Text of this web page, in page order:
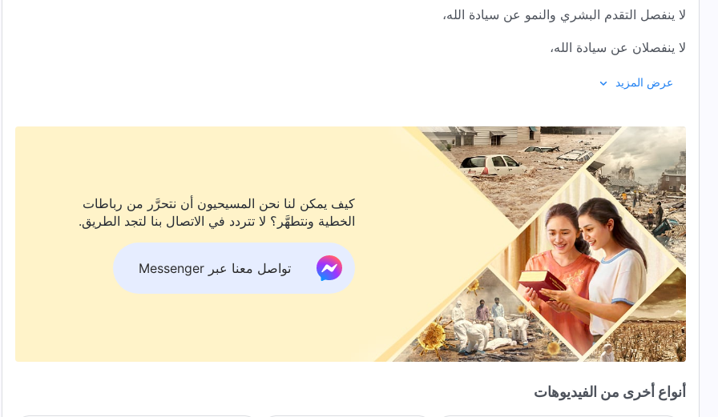
لا ينفصل التقدم البشري والنمو عن سيادة الله،
لا ينفصلان عن سيادة الله،
ولا يمكن انتزاع تاريخ البشرية ومستقبلها بعيدًا عن مقاصده.
نهوض أو سقوط أية دولة أو أمة يتم طبقًا لمقاصد الله؛
طبقًا لمقاصد الله؛
فالله وحده يعرف مصيرَ الأمم والدول،
وهو وحده من يتحكم في مسار هذه البشرية.
وهو وحده من يتحكم في مسار هذه البشرية.
إنْ ابتغت البشرية حُسنَ المآل أو أرادته دولة ما،
فعلى الإنسان أن يسجد مُتعبِّدًا لله.
عرض المزيد
كيف يمكن لنا نحن المسيحيون أن نتحرَّر من رباطات
الخطية ونتطهَّر؟ لا تتردد في الاتصال بنا لتجد الطريق.
تواصل معنا عبر Messenger
أنواع أخرى من الفيديوهات